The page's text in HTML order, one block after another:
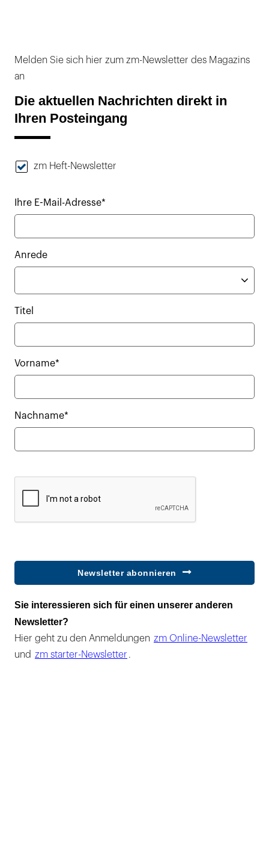
Melden Sie sich hier zum zm-Newsletter des Magazins
an
Die aktuellen Nachrichten direkt in
Ihren Posteingang
zm Heft-Newsletter
Ihre E-Mail-Adresse*
Anrede
Titel
Vorname*
Nachname*
Newsletter abonnieren
Sie interessieren sich für einen unserer anderen
Newsletter?
Hier geht zu den Anmeldungen zm Online-Newsletter
und zm starter-Newsletter .